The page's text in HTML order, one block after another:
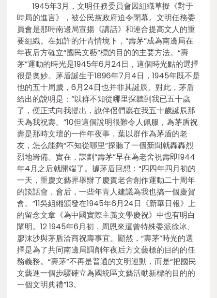
1945年3月，文明任務委員會因組織草擬《對于
時局的進言》，被公民黨政府迫令閉幕。文明任務委
員會是那時南邊局宣揚《講話》和連合提高文人的重
要組織。在如許的汗青情境下，“壽茅”成為南邊局在
年夜后方確立“國民文藝”標的目的的主要方法。“壽
茅”運動的時光是1945年6月24日，這個時光點的選擇
很是奧妙。茅盾誕生于1896年7月4日，1945年既不是
他的五十周歲，6月24日也并非其誕辰。對此，茅盾
給出的說明是：“以群不知從哪里探聽到我已五十歲
了，便正式向我提出，說伴侶們愿在我五十歲誕辰那
天為我祝壽。”10但這個說明很難令人佩服，為茅盾祝
壽是那時文壇的一件年夜事，葉以群作為茅盾的老
友，怎么能夠“不知從哪里”探聽了一個新聞就轟轟烈
烈地籌備。實在，謀劃“壽茅”早在為老舍祝壽即1944
年4月之后就開端了。據茅盾回想：“四四年四月初的
一天，重慶文藝界舉辦了慶賀老舍創作運動二十周年
的談話會，會后，一些年青人建議為我也搞一個慶賀
會。”11吳組緗頒發在1945年6月24日《新華日報》上
的留念文章《為中國實際主義文學慶祝》中也有明白
闡明。12 1945年6月初，周恩來還曾特殊委派徐冰、
廖沫沙與茅盾洽商祝壽事宜。顯然，“壽茅”時光的選
擇是為了共同南邊局調劑年夜后方文藝標的目的的任
務義務。“壽茅”不再是普通的文明運動，而是“把國民
文藝進一個步驟確立為國統區文藝活動新標的目的的
一個文明典禮”13。